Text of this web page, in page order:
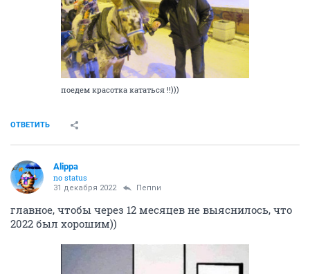
поедем красотка кататься !!)))
ОТВЕТИТЬ
Alippa
no status
31 декабря 2022 Пепnи
главное, чтобы через 12 месяцев не выяснилось, что
2022 был хорошим))